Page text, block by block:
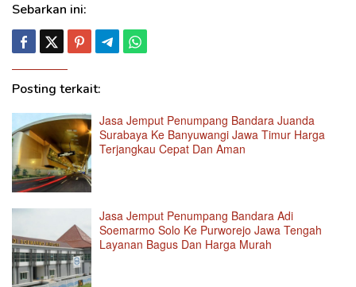
Sebarkan ini:
Posting terkait:
Jasa Jemput Penumpang Bandara Juanda
Surabaya Ke Banyuwangi Jawa Timur Harga
Terjangkau Cepat Dan Aman
Jasa Jemput Penumpang Bandara Adi
Soemarmo Solo Ke Purworejo Jawa Tengah
Layanan Bagus Dan Harga Murah